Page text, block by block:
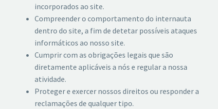
incorporados ao site.
Compreender o comportamento do internauta
dentro do site, a fim de detetar possíveis ataques
informáticos ao nosso site.
Cumprir com as obrigações legais que são
diretamente aplicáveis a nós e regular a nossa
atividade.
Proteger e exercer nossos direitos ou responder a
reclamações de qualquer tipo.